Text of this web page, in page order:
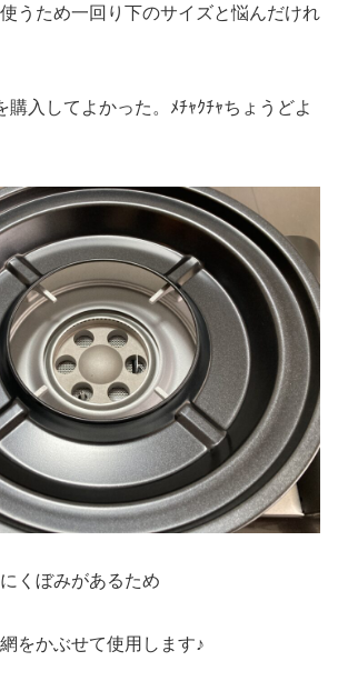
うため一回り下のサイズと悩んだけれ
購入してよかった。ﾒﾁｬｸﾁｬちょうどよ
くぼみがあるため
をかぶせて使用します♪